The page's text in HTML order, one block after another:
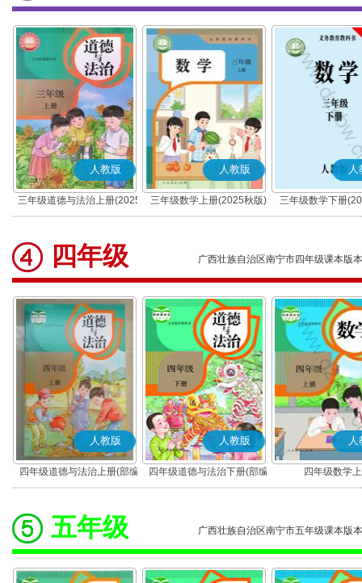
人教版
三年级道德与法治上册(2025
秋版)(部编版)
人教版
三年级数学上册(2025秋版)
人
三年级数学下册
四年级 广西壮族自治区南宁市四年级课本版本
人教版
四年级道德与法治上册(部编
版)
人教版
四年级道德与法治下册(部编
版)
人
四年级数学
五年级 广西壮族自治区南宁市五年级课本版本